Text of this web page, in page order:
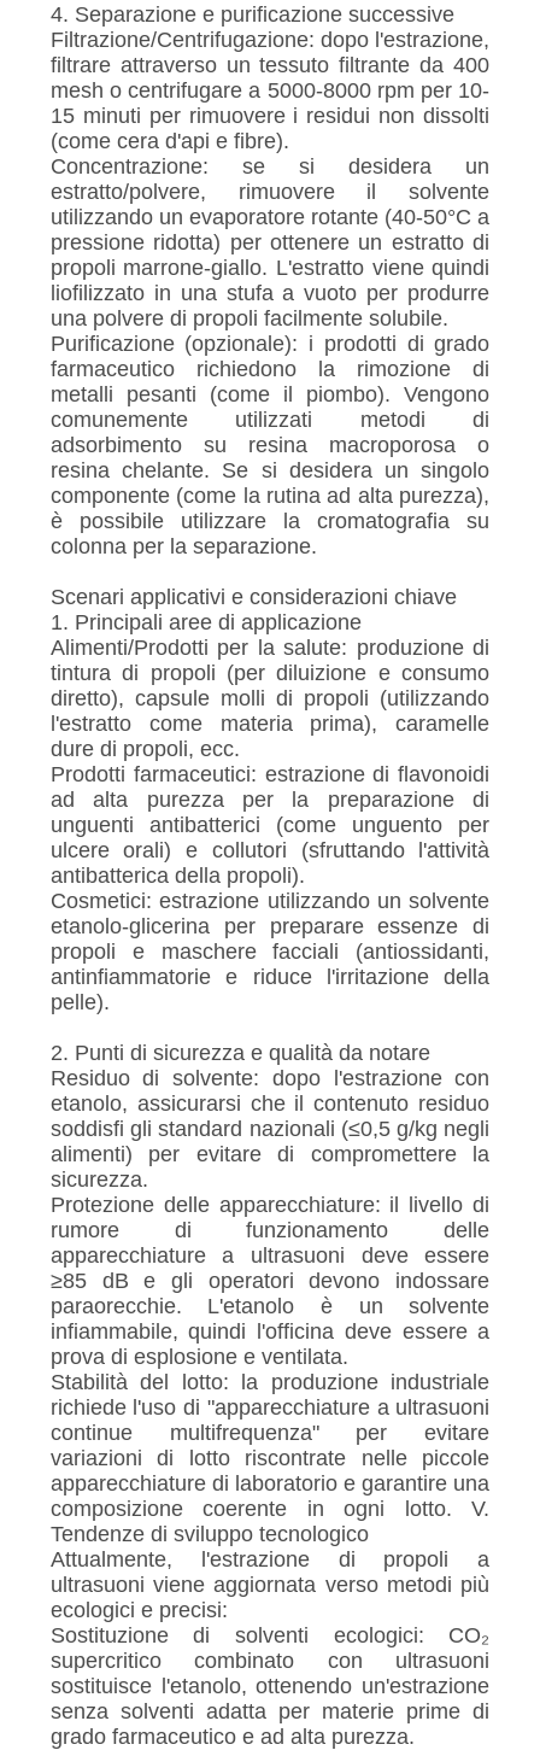
4. Separazione e purificazione successive
Filtrazione/Centrifugazione: dopo l'estrazione,
filtrare attraverso un tessuto filtrante da 400
mesh o centrifugare a 5000-8000 rpm per 10-
15 minuti per rimuovere i residui non dissolti
(come cera d'api e fibre).
Concentrazione: se si desidera un
estratto/polvere, rimuovere il solvente
utilizzando un evaporatore rotante (40-50°C a
pressione ridotta) per ottenere un estratto di
propoli marrone-giallo. L'estratto viene quindi
liofilizzato in una stufa a vuoto per produrre
una polvere di propoli facilmente solubile.
Purificazione (opzionale): i prodotti di grado
farmaceutico richiedono la rimozione di
metalli pesanti (come il piombo). Vengono
comunemente utilizzati metodi di
adsorbimento su resina macroporosa o
resina chelante. Se si desidera un singolo
componente (come la rutina ad alta purezza),
è possibile utilizzare la cromatografia su
colonna per la separazione.
Scenari applicativi e considerazioni chiave
1. Principali aree di applicazione
Alimenti/Prodotti per la salute: produzione di
tintura di propoli (per diluizione e consumo
diretto), capsule molli di propoli (utilizzando
l'estratto come materia prima), caramelle
dure di propoli, ecc.
Prodotti farmaceutici: estrazione di flavonoidi
ad alta purezza per la preparazione di
unguenti antibatterici (come unguento per
ulcere orali) e collutori (sfruttando l'attività
antibatterica della propoli).
Cosmetici: estrazione utilizzando un solvente
etanolo-glicerina per preparare essenze di
propoli e maschere facciali (antiossidanti,
antinfiammatorie e riduce l'irritazione della
pelle).
2. Punti di sicurezza e qualità da notare
Residuo di solvente: dopo l'estrazione con
etanolo, assicurarsi che il contenuto residuo
soddisfi gli standard nazionali (≤0,5 g/kg negli
alimenti) per evitare di compromettere la
sicurezza.
Protezione delle apparecchiature: il livello di
rumore di funzionamento delle
apparecchiature a ultrasuoni deve essere
≥85 dB e gli operatori devono indossare
paraorecchie. L'etanolo è un solvente
infiammabile, quindi l'officina deve essere a
prova di esplosione e ventilata.
Stabilità del lotto: la produzione industriale
richiede l'uso di "apparecchiature a ultrasuoni
continue multifrequenza" per evitare
variazioni di lotto riscontrate nelle piccole
apparecchiature di laboratorio e garantire una
composizione coerente in ogni lotto. V.
Tendenze di sviluppo tecnologico
Attualmente, l'estrazione di propoli a
ultrasuoni viene aggiornata verso metodi più
ecologici e precisi:
Sostituzione di solventi ecologici: CO₂
supercritico combinato con ultrasuoni
sostituisce l'etanolo, ottenendo un'estrazione
senza solventi adatta per materie prime di
grado farmaceutico e ad alta purezza.